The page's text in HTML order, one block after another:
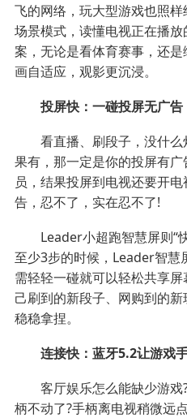
飞的网络，玩大型游戏也照
场景模式，读懂电视正在播
案，无论是看体育赛事，还
画自适应，观影更沉浸。
投屏快：一碰投屏无广告
看直播、刷段子，没什么
果有，那一定是你的投屏有
员，结果投屏到电视还要开
告，忍不了，实在忍不了!
Leader小超跑智慧屏则“
至少3步的时候，Leader智慧
需轻轻一碰就可以轻松共享
己刷到的新段子、网购到的
稳稳拿捏。
连接快：蓝牙5.2让游戏手
客厅娱乐怎么能缺少游戏
柄不动了?手柄离电视稍微远